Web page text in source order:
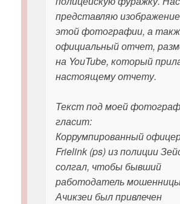
представляю
этой фотографии, а
официальный отчет,
на YouTube, который
настоящему отчету.
Текст под моей
гласит:
Коррумпированный
Frielink (ps) из полиции
солгал, чтобы бывший
работодатель
Ачикзеи был привлечен